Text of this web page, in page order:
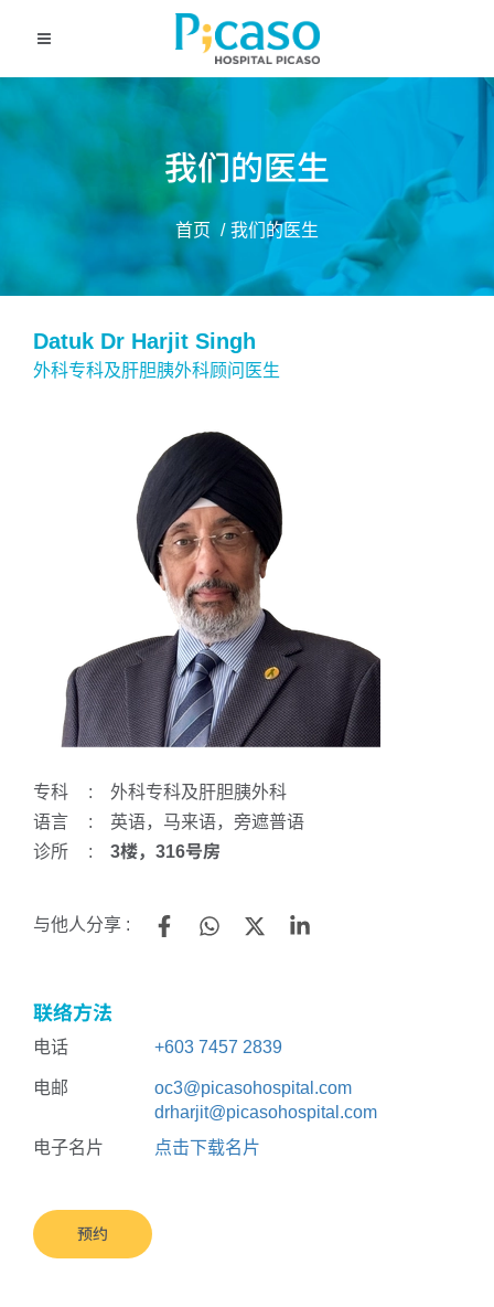
我们的医生
首页 我们的医生
Datuk Dr Harjit Singh
外科专科及肝胆胰外科顾问医生
专科 : 外科专科及肝胆胰外科
语言
: 英语，马来语，旁遮普语
诊所
: 3楼，316号房
与他人分享 :
联络方法
电话 +603 7457 2839
电邮
oc3@picasohospital.com
drharjit@picasohospital.com
电子名片
点击下载名片
预约